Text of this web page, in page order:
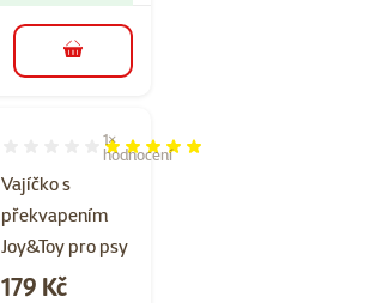
do košíku
Vajíčko s
překvapením
Joy&Toy pro psy
Hodnocení 100%, počet hodnocení: 1
1×
hodnocení
Cena
179 Kč